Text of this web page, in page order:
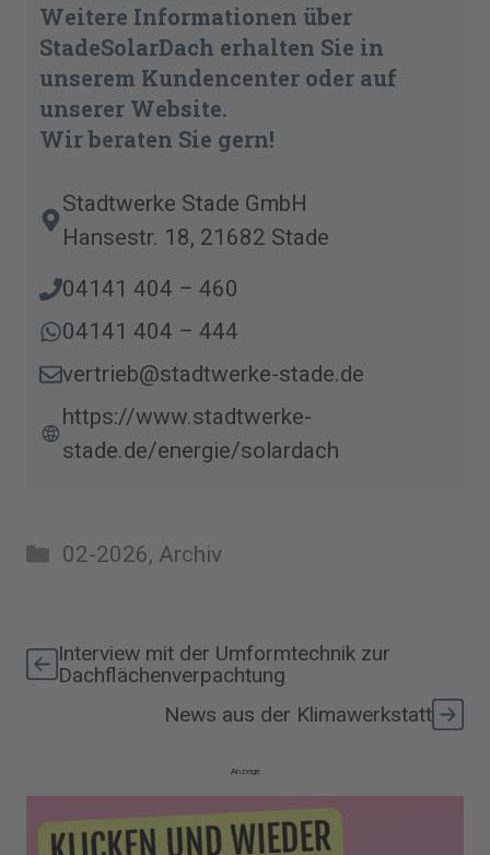
Weitere Informationen über
StadeSolarDach erhalten Sie in
unserem Kundencenter oder auf
unserer Website.
Wir beraten Sie gern!
Stadtwerke Stade GmbH
Hansestr. 18, 21682 Stade
04141 404 – 460
04141 404 – 444
vertrieb@stadtwerke-stade.de
https://www.stadtwerke-
stade.de/energie/solardach
Kategorien
02-2026, Archiv
Interview mit der Umformtechnik zur
Dachflächenverpachtung
News aus der Klimawerkstatt
Anzeige